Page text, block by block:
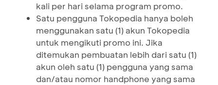
kali per hari selama program promo.
Satu pengguna Tokopedia hanya boleh
menggunakan satu (1) akun Tokopedia
untuk mengikuti promo ini. Jika
ditemukan pembuatan lebih dari satu (1)
akun oleh satu (1) pengguna yang sama
dan/atau nomor handphone yang sama